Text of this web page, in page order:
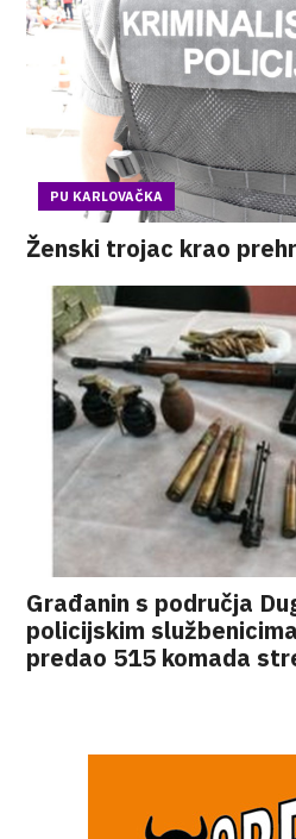
PU KARLOVAČKA
Ženski trojac krao
Građanin s područja
policijskim
predao 515 komada